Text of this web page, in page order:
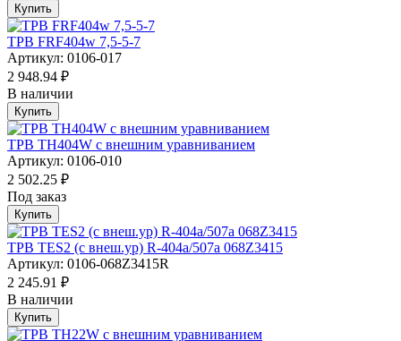
Купить
ТРВ FRF404w 7,5-5-7
Артикул: 0106-017
2 948.94 ₽
В наличии
Купить
ТРВ TH404W с внешним уравниванием
Артикул: 0106-010
2 502.25 ₽
Под заказ
Купить
ТРВ TES2 (с внеш.ур) R-404a/507а 068Z3415
Артикул: 0106-068Z3415R
2 245.91 ₽
В наличии
Купить